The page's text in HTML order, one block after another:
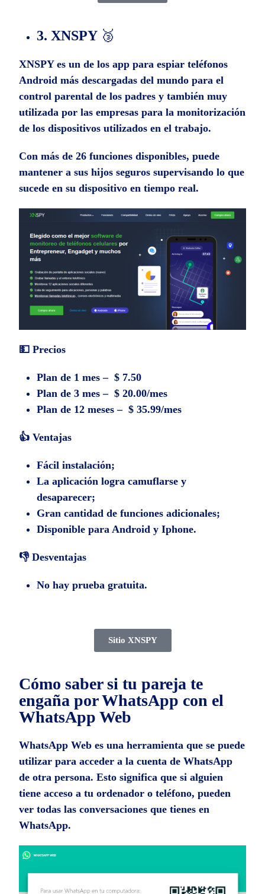
3. XNSPY 🥉
XNSPY es un de los app para espiar teléfonos
Android más descargadas del mundo para el
control parental de los padres y también muy
utilizada por las empresas para la monitorización
de los dispositivos utilizados en el trabajo.
Con más de 26 funciones disponibles, puede
mantener a sus hijos seguros supervisando lo que
sucede en su dispositivo en tiempo real.
💵 Precios
Plan de 1 mes – $ 7.50
Plan de 3 mes – $ 20.00/mes
Plan de 12 meses – $ 35.99/mes
👍 Ventajas
Fácil instalación;
La aplicación logra camuflarse y
desaparecer;
Gran cantidad de funciones adicionales;
Disponible para Android y Iphone.
👎 Desventajas
No hay prueba gratuita.
Sitio XNSPY
Cómo saber si tu pareja te
engaña por WhatsApp con el
WhatsApp Web
WhatsApp Web es una herramienta que se puede
utilizar para acceder a la cuenta de WhatsApp
de otra persona. Esto significa que si alguien
tiene acceso a tu ordenador o teléfono, pueden
ver todas las conversaciones que tienes en
WhatsApp.